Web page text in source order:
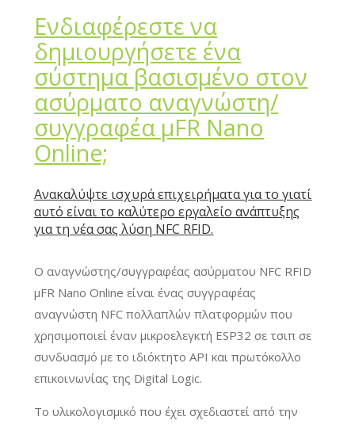
Ενδιαφέρεστε να
δημιουργήσετε ένα
σύστημα βασισμένο στον
ασύρματο αναγνώστη/
συγγραφέα μFR Nano
Online;
Ανακαλύψτε ισχυρά επιχειρήματα για το γιατί
αυτό είναι το καλύτερο εργαλείο ανάπτυξης
για τη νέα σας λύση NFC RFID.
Ο αναγνώστης/συγγραφέας ασύρματου NFC RFID
μFR Nano Online είναι ένας συγγραφέας
αναγνώστη NFC πολλαπλών πλατφορμών που
χρησιμοποιεί έναν μικροελεγκτή ESP32 σε τσιπ σε
συνδυασμό με το ιδιόκτητο API και πρωτόκολλο
επικοινωνίας της Digital Logic.
Το υλικολογισμικό που έχει σχεδιαστεί από την